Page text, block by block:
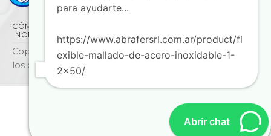
CÓMO COMPRAR
NORMAS IRAM
BLOG SUCURSALES CONTACTO
Copyright © 2026 ABRAFER SRL - Todos
los derechos reservados
para ayudarte...
https://www.abrafersrl.com.ar/product/fl
exible-mallado-de-acero-inoxidable-1-
2x50/
Abrir chat